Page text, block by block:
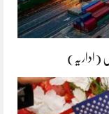
(اداریہ)